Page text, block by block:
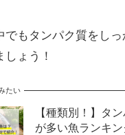
でもタンパク質をしっ
しょう！
たい
【種類別！】タ
が多い魚ランキ